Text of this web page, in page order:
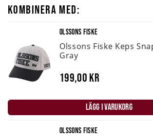
KOMBINERA MED:
OLSSONS FISKE
Olssons Fiske Keps
Gray
199,00 kr
LÄGG I VARUKORG
OLSSONS FISKE